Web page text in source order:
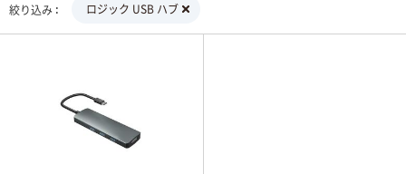
絞り込み ロジック USB ハブ